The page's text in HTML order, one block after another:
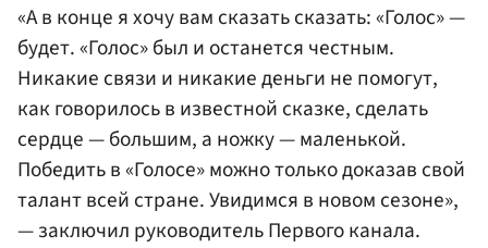
«А в конце я хочу вам сказать сказать: «Голос» —
будет. «Голос» был и останется честным.
Никакие связи и никакие деньги не помогут,
как говорилось в известной сказке, сделать
сердце — большим, а ножку — маленькой.
Победить в «Голосе» можно только доказав свой
талант всей стране. Увидимся в новом сезоне»,
— заключил руководитель Первого канала.